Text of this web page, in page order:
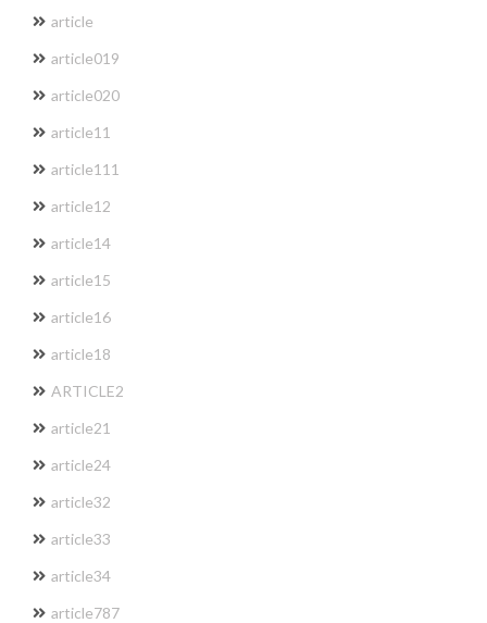
article
article019
article020
article11
article111
article12
article14
article15
article16
article18
ARTICLE2
article21
article24
article32
article33
article34
article787